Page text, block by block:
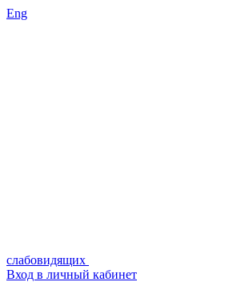
Eng
слабовидящих
Вход в личный кабинет